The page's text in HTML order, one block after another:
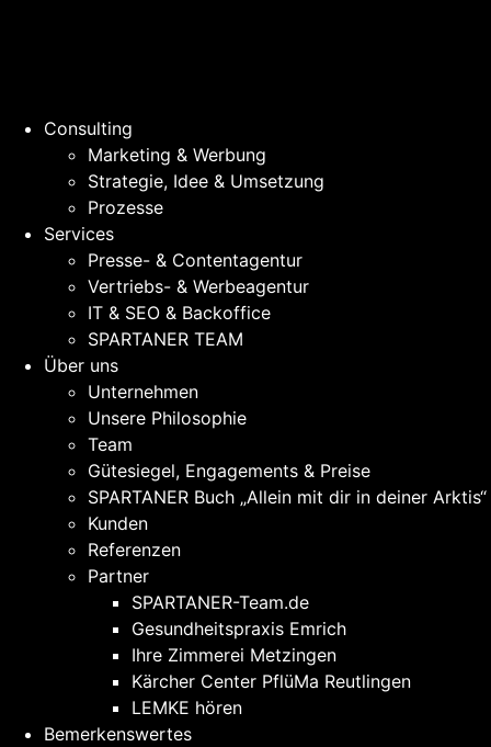
Consulting
Marketing & Werbung
Strategie, Idee & Umsetzung
Prozesse
Services
Presse- & Contentagentur
Vertriebs- & Werbeagentur
IT & SEO & Backoffice
SPARTANER TEAM
Über uns
Unternehmen
Unsere Philosophie
Team
Gütesiegel, Engagements & Preise
SPARTANER Buch „Allein mit dir in deiner Arktis“
Kunden
Referenzen
Partner
SPARTANER-Team.de
Gesundheitspraxis Emrich
Ihre Zimmerei Metzingen
Kärcher Center PflüMa Reutlingen
LEMKE hören
Bemerkenswertes